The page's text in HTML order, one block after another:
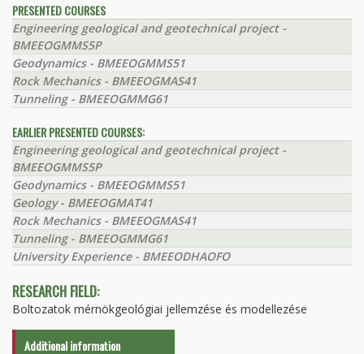
PRESENTED COURSES
Engineering geological and geotechnical project -
BMEEOGMMS5P
Geodynamics - BMEEOGMMS51
Rock Mechanics - BMEEOGMAS41
Tunneling - BMEEOGMMG61
EARLIER PRESENTED COURSES:
Engineering geological and geotechnical project -
BMEEOGMMS5P
Geodynamics - BMEEOGMMS51
Geology - BMEEOGMAT41
Rock Mechanics - BMEEOGMAS41
Tunneling - BMEEOGMMG61
University Experience - BMEEODHAOFO
RESEARCH FIELD:
Boltozatok mérnökgeológiai jellemzése és modellezése
Additional information